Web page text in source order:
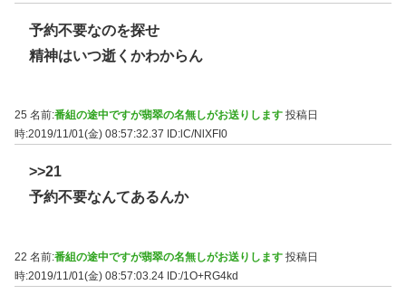
予約不要なのを探せ
精神はいつ逝くかわからん
25 名前:番組の途中ですが翡翠の名無しがお送りします 投稿日
時:2019/11/01(金) 08:57:32.37
ID:lC/NlXFI0
>>21
予約不要なんてあるんか
22 名前:番組の途中ですが翡翠の名無しがお送りします 投稿日
時:2019/11/01(金) 08:57:03.24 ID:/1O+RG4kd